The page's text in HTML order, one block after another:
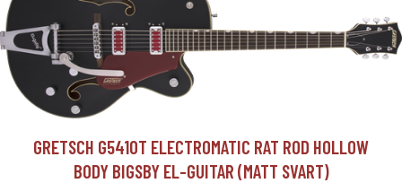
GRETSCH G5410T ELECTROMATIC RAT ROD HOLLOW
BODY BIGSBY EL-GUITAR (MATT SVART)